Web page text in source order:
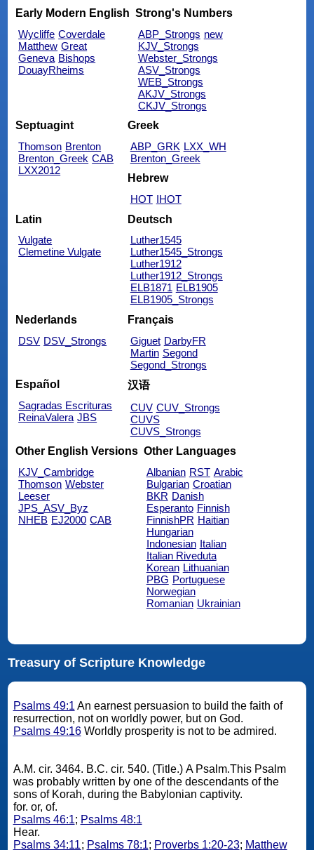
Early Modern English
Wycliffe Coverdale
Matthew Great
Geneva Bishops
DouayRheims
Strong's Numbers
ABP_Strongs new
KJV_Strongs
Webster_Strongs
ASV_Strongs
WEB_Strongs
AKJV_Strongs
CKJV_Strongs
Septuagint
Thomson Brenton
Brenton_Greek CAB
LXX2012
Greek
ABP_GRK LXX_WH
Brenton_Greek
Hebrew
HOT IHOT
Latin
Vulgate
Clemetine Vulgate
Deutsch
Luther1545
Luther1545_Strongs
Luther1912
Luther1912_Strongs
ELB1871 ELB1905
ELB1905_Strongs
Nederlands
DSV DSV_Strongs
Français
Giguet DarbyFR
Martin Segond
Segond_Strongs
Español
Sagradas Escrituras
ReinaValera JBS
汉语
CUV CUV_Strongs
CUVS
CUVS_Strongs
Other English Versions
KJV_Cambridge
Thomson Webster
Leeser
JPS_ASV_Byz
NHEB EJ2000 CAB
Other Languages
Albanian RST Arabic
Bulgarian Croatian
BKR Danish
Esperanto Finnish
FinnishPR Haitian
Hungarian
Indonesian Italian
Italian Riveduta
Korean Lithuanian
PBG Portuguese
Norwegian
Romanian Ukrainian
Treasury of Scripture Knowledge
Psalms 49:1 An earnest persuasion to build the faith of
resurrection, not on worldly power, but on God.
Psalms 49:16Worldly prosperity is not to be admired.
A.M. cir. 3464. B.C. cir. 540. (Title.) A Psalm.This Psalm
was probably written by one of the descendants of the
sons of Korah, during the Babylonian captivity.
for. or, of.
Psalms 46:1; Psalms 48:1
Hear.
Psalms 34:11; Psalms 78:1; Proverbs 1:20-23; Matthew